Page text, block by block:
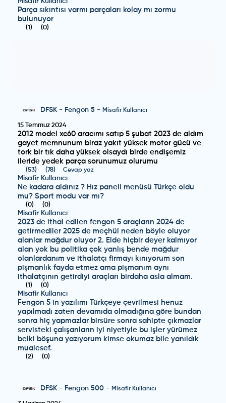
Parça sıkıntısı varmı parçaları kolay mı zormu
bulunuyor
(1 ) (0)
DFSK - Fengon 5 - Misafir Kullanıcı
15 Temmuz 2024
2012 model xc60 aracımı satıp 5 şubat 2023 de aldım
gayet memnunum biraz yakıt yüksek motor gücü ve
tork bir tık daha yüksek olsaydı birde endişemiz
ileride yedek parça sorunumuz olurumu
(53) (78) Cevap yaz
Misafir Kullanıcı
Ne kadara aldınız ? Hız paneli menüsü Türkçe oldu
mu? Sport modu var mı?
(0) (0)
Misafir Kullanıcı
2023 de ithal edilen fengon 5 araçların 2024 de
getirmediler 2025 de meçhül neden böyle oluyor
alanlar mağdur oluyor 2. Elde hiçbir deyer kalmıyor
alan yok bu politika çok yanlış bende mağdur
olanlardanım ve ithalatçı firmayı kınıyorum son
pişmanlık fayda etmez ama pişmanım aynı
ithalatçının getirdiyi araçları birdaha asla almam.
(1 ) (0)
Misafir Kullanıcı
Fengon 5 in yazılımı Türkçeye çevrilmesi henuz
yapılmadı zaten devamıda olmadığına göre bundan
sonra hiç yapmazlar birsüre sonra sahipte çıkmazlar
servisteki çalışanların iyi niyetiyle bu işler yürümez
belki böşuna yazıyorum kimse okumaz bile yanıldık
mualesef.
(2) (0)
DFSK - Fengon 500 - Misafir Kullanıcı